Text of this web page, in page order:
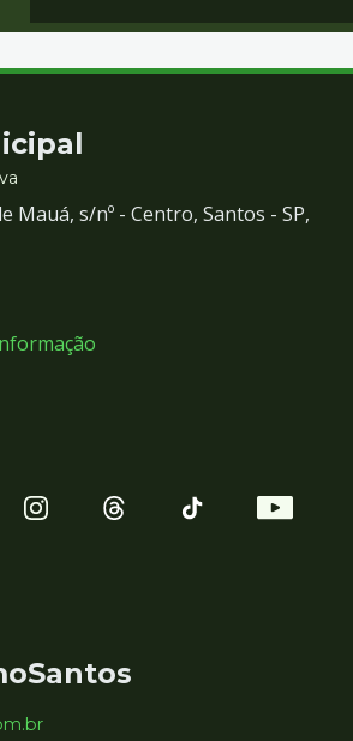
Mauá, s/nº - Centro, Santos - SP,